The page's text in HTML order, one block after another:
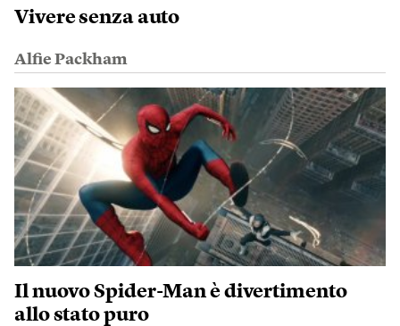
Vivere senza auto
Alfie Packham
Il nuovo Spider-Man è divertimento
allo stato puro